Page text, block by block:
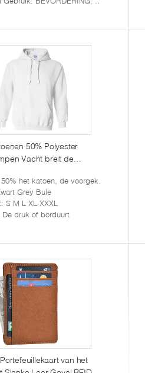
50% Polyester
Vacht breit de
het katoen, de voorgekrompen vacht van 50% polyester breit
Grey Bule
: S M L XL XXXL
De druk of borduurt
van het